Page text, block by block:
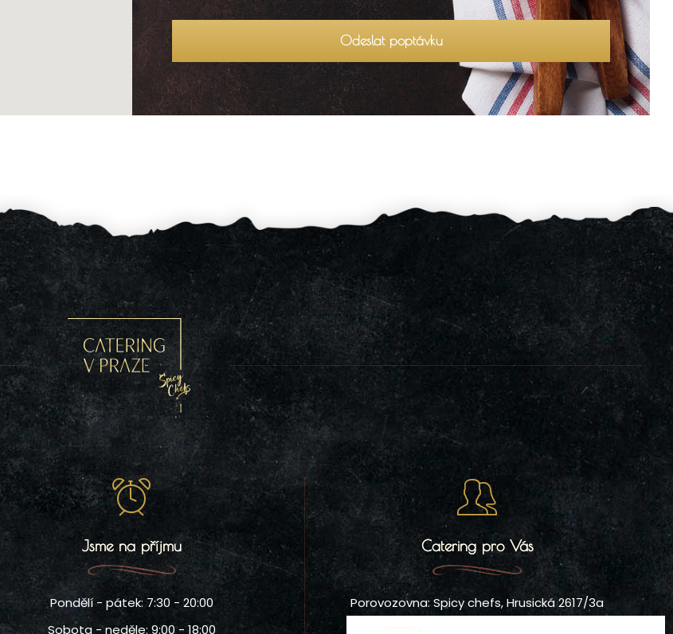
Odeslat poptávku
Jsme na příjmu
Pondělí - pátek: 7:30 - 20:00
Sobota - neděle: 9:00 - 18:00
Catering pro Vás
Porovozovna: Spicy chefs, Hrusická 2617/3a
IČO: 21763097, Kryšpínova 567/8, Praha 10